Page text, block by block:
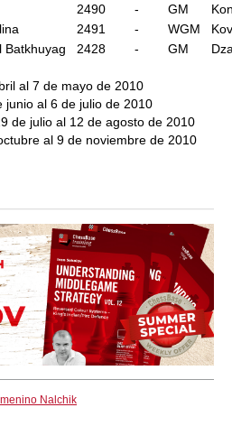
2490 - GM
2491 - WGM
Batkhuyag 2428 - GM
al 7 de mayo de 2010
junio al 6 de julio de 2010
de julio al 12 de agosto de 2010
al 9 de noviembre de 2010
Nalchik